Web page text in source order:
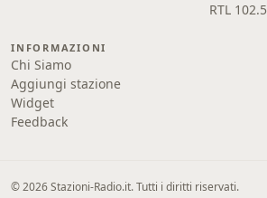
RTL 102.5
INFORMAZIONI
Chi Siamo
Aggiungi stazione
Widget
Feedback
© 2026 Stazioni-Radio.it. Tutti i diritti riservati.